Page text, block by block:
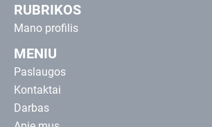
RUBRIKOS
Mano profilis
MENIU
Paslaugos
Kontaktai
Darbas